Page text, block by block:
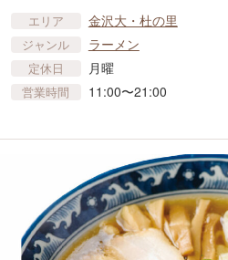
エリア 金沢大・杜の里
ジャンル ラーメン
定休日 月曜
営業時間 11:00〜21:00